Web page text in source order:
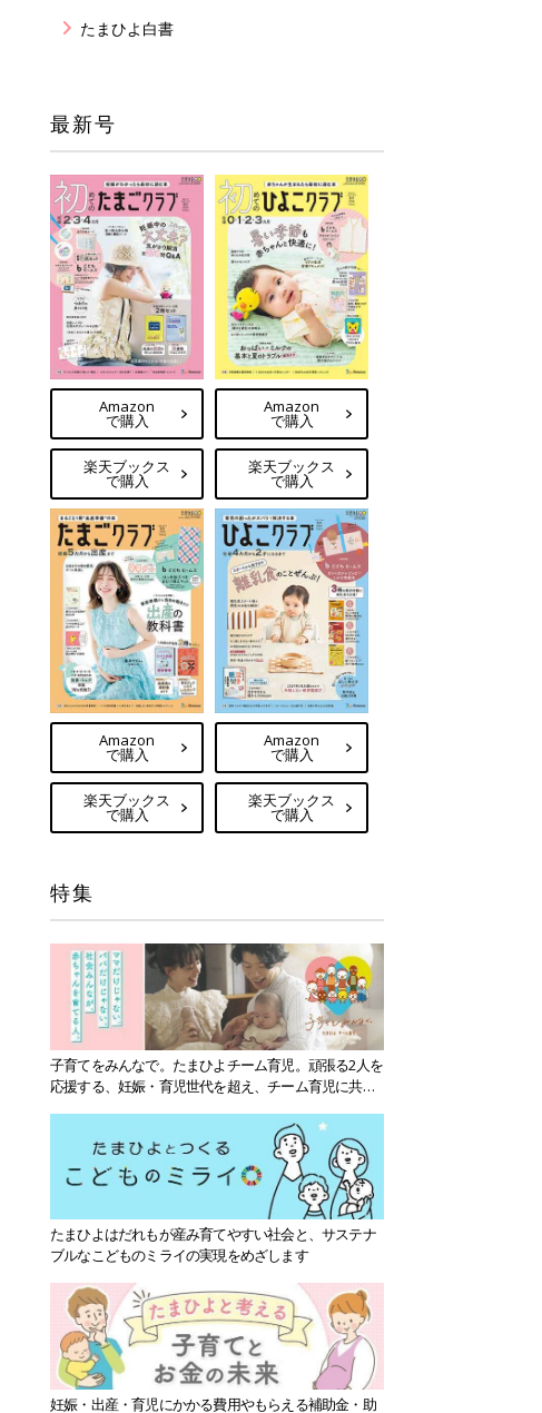
たまひよ白書
最新号
Amazon
で購入
楽天ブックス
で購入
Amazon
で購入
楽天ブックス
で購入
Amazon
で購入
楽天ブックス
で購入
Amazon
で購入
楽天ブックス
で購入
特集
子育てをみんなで。たまひよチーム育児。頑張る2人を
応援する、妊娠・育児世代を超え、チーム育児に共感
たまひよはだれもが産み育てやすい社会と、サステナ
ブルなこどものミライの実現をめざします
妊娠・出産・育児にかかる費用やもらえる補助金・助